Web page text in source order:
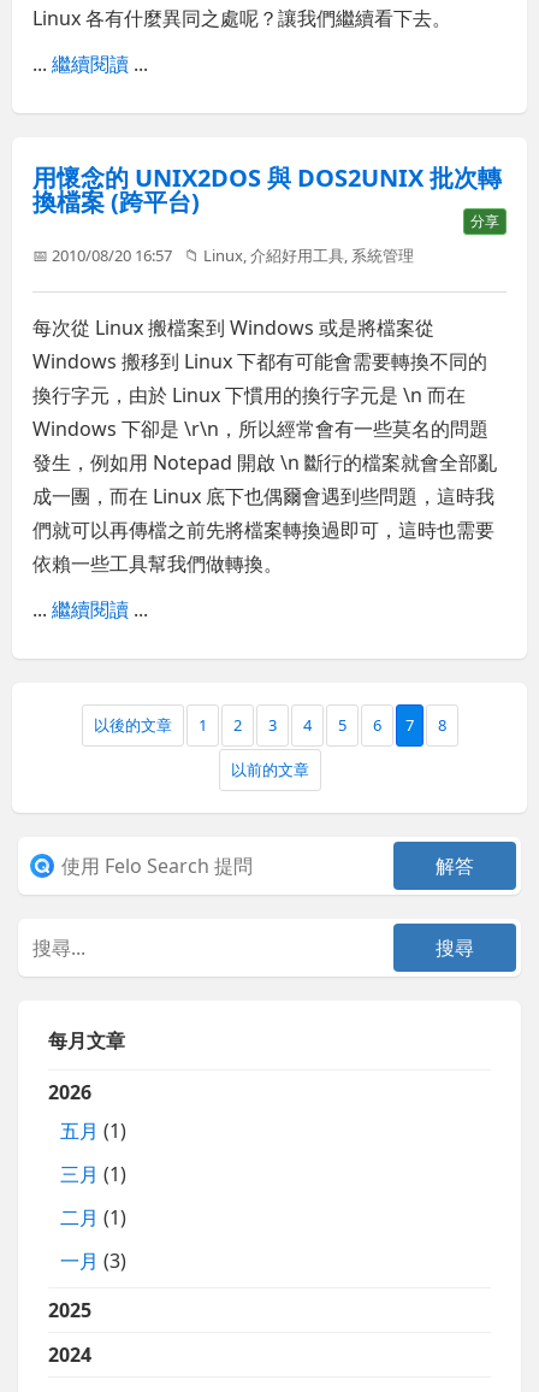
Linux 各有什麼異同之處呢？讓我們繼續看下去。
...繼續閱讀 ...
用懷念的 UNIX2DOS 與 DOS2UNIX 批次轉
換檔案 (跨平台)
分享
📅 2010/08/20 16:57 📁 Linux,介紹好用工具, 系統管理
每次從 Linux 搬檔案到 Windows 或是將檔案從
Windows 搬移到 Linux 下都有可能會需要轉換不同的
換行字元，由於 Linux 下慣用的換行字元是 \n 而在
Windows 下卻是 \r\n，所以經常會有一些莫名的問題
發生，例如用 Notepad 開啟 \n 斷行的檔案就會全部亂
成一團，而在 Linux 底下也偶爾會遇到些問題，這時我
們就可以再傳檔之前先將檔案轉換過即可，這時也需要
依賴一些工具幫我們做轉換。
...繼續閱讀 ...
以後的文章 1 2 3 4 5 6 7 8
以前的文章
每月文章
2026
五月 (1)
三月 (1)
二月 (1)
一月 (3)
2025
2024